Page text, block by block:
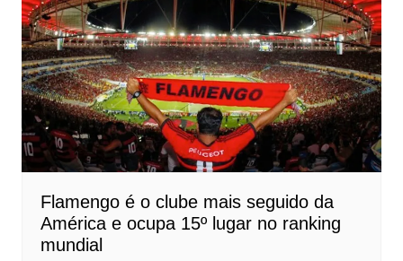
Flamengo é o clube mais seguido da
América e ocupa 15º lugar no ranking
mundial